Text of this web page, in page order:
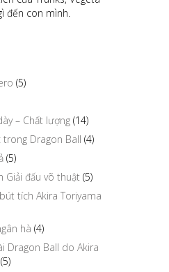
đến con mình.
(5)
– Chất lượng (14)
Dragon Ball (4)
(5)
Giải đấu võ thuật (5)
tích Akira Toriyama
hà (4)
Dragon Ball do Akira
(5)